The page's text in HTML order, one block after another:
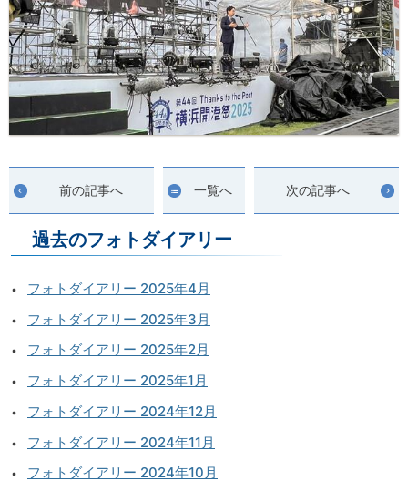
前の記事へ 一覧へ 次の記事へ
過去のフォトダイアリー
フォトダイアリー 2025年4月
フォトダイアリー 2025年3月
フォトダイアリー 2025年2月
フォトダイアリー 2025年1月
フォトダイアリー 2024年12月
フォトダイアリー 2024年11月
フォトダイアリー 2024年10月